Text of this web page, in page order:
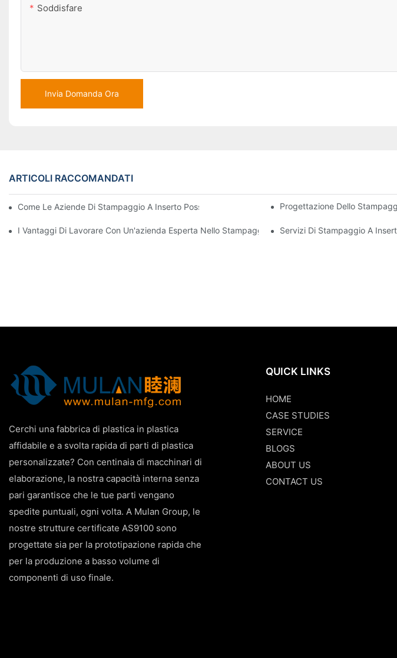
Soddisfare
Invia Domanda Ora
ARTICOLI RACCOMANDATI
Come Le Aziende Di Stampaggio A Inserto Possono Gestire Requisiti Di Progettazione Complessi
Progettazione Dello
I Vantaggi Di Lavorare Con Un'azienda Esperta Nello Stampaggio A InsertiServizi Di Stampaggio A
Cerchi una fabbrica di plastica in plastica
affidabile e a svolta rapida di parti di plastica
personalizzate? Con centinaia di macchinari di
elaborazione, la nostra capacità interna senza
pari garantisce che le tue parti vengano
spedite puntuali, ogni volta. A Mulan Group, le
nostre strutture certificate AS9100 sono
progettate sia per la prototipazione rapida che
per la produzione a basso volume di
componenti di uso finale.
QUICK LINKS
HOME
CASE STUDIES
SERVICE
BLOGS
ABOUT US
CONTACT US